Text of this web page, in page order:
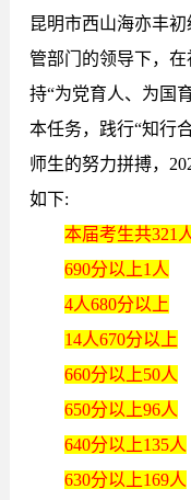
昆明市西山海亦丰
管部门的领导下，
持“为党育人、为国
本任务，践行“知行
师生的努力拼搏，
如下:
本届考生共321
690分以上1人
4人680分以上
14人670分以上
660分以上50人
650分以上96人
640分以上135人
630分以上169人